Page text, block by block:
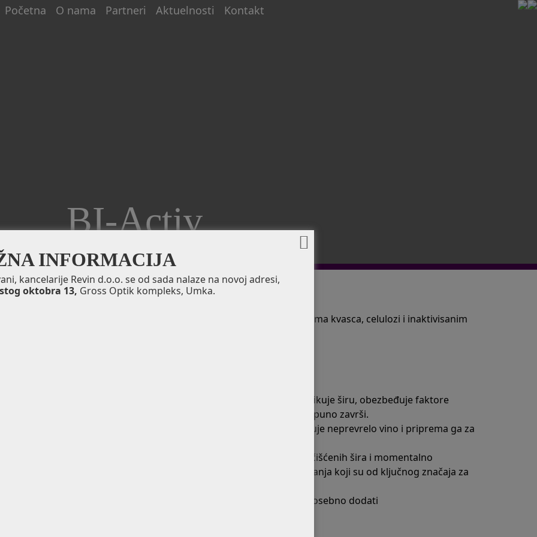
Početna O nama Partneri Aktuelnosti Kontakt
BI-Activ
Posebno formulisan preparat zasnovan na ljuspicama kvasca, celulozi i inaktivisanim
U slučaju usporene fermentacije, BI-ACTIV detoksifikuje širu, obezbeđuje faktore
preživljavanja kvasca i omogućava da se vrenje potpuno završi.
U slučaju zaustavljenog vrenja, BI-ACTIV detoksifikuje neprevrelo vino i priprema ga za
BI-ACTIV se može koristiti u vinifikacijama jako prečišćenih šira i momentalno
obezbeđuje pomoćne elemente i faktore preživljavanja koji su od ključnog značaja za
BI-ACTIV ne obezbeđuje usvojivi azot pa ga treba posebno dodati
INFORMACIJA
kancelarije Revin d.o.o. se od sada nalaze na novoj adresi,
oktobra 13, Gross Optik kompleks, Umka.